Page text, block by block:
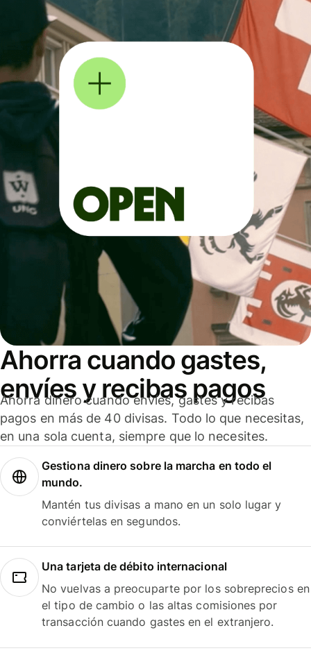
Ahorra cuando gastes,
envíes y recibas pagos
Ahorra dinero cuando envíes, gastes y recibas
pagos en más de 40 divisas. Todo lo que necesitas,
en una sola cuenta, siempre que lo necesites.
Gestiona dinero sobre la marcha en todo el
mundo.
Mantén tus divisas a mano en un solo lugar y
conviértelas en segundos.
Una tarjeta de débito internacional
No vuelvas a preocuparte por los sobreprecios en
el tipo de cambio o las altas comisiones por
transacción cuando gastes en el extranjero.